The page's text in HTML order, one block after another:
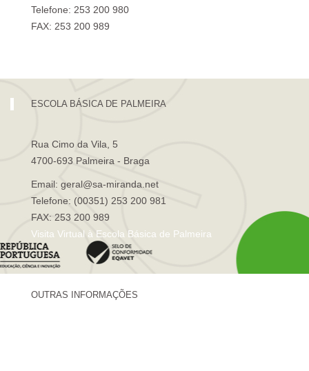
Telefone: 253 200 980
FAX: 253 200 989
ESCOLA BÁSICA DE PALMEIRA
Rua Cimo da Vila, 5
4700-693 Palmeira - Braga
Email: geral@sa-miranda.net
Telefone: (00351) 253 200 981
FAX: 253 200 989
Visita Virtual à Escola Básica de Palmeira
OUTRAS INFORMAÇÕES